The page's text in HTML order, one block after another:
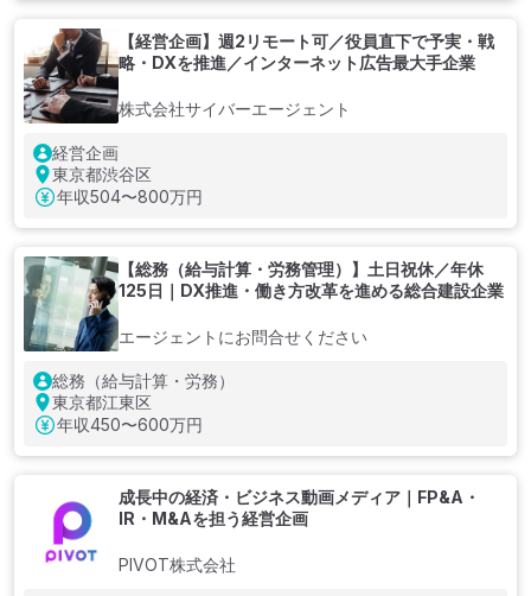
【経営企画】週2リモート可／役員直下で予実・戦
略・DXを推進／インターネット広告最大手企業
株式会社サイバーエージェント
経営企画
東京都渋谷区
年収504〜800万円
【総務（給与計算・労務管理）】土日祝休／年休
125日｜DX推進・働き方改革を進める総合建設企業
エージェントにお問合せください
総務（給与計算・労務）
東京都江東区
年収450〜600万円
成長中の経済・ビジネス動画メディア｜FP&A・
IR・M&Aを担う経営企画
PIVOT株式会社